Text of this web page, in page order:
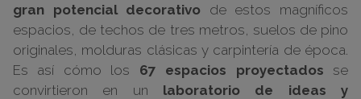
gran potencial decorativo de estos magníficos
espacios, de techos de tres metros, suelos de pino
originales, molduras clásicas y carpintería de época.
Es así cómo los 67 espacios proyectados se
convirtieron en un laboratorio de ideas y